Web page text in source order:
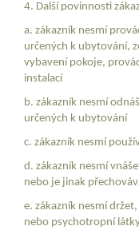
4. Další povinnosti
a. zákazník nesmí
určených k ubytování,
vybavení pokoje,
instalací
b. zákazník nesmí
určených k ubytování
c. zákazník nesmí
d. zákazník nesmí
nebo je jinak
e. zákazník nesmí
nebo psychotropní